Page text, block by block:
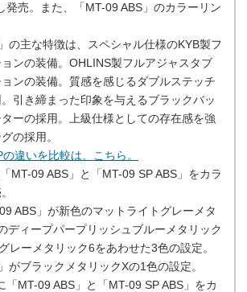
発売。また、「MT-09 ABS」のカラーリン
の主な特徴は、スペシャル仕様のKYB製フ
ンの装備。OHLINS製フルアジャスタブ
ンの装備。質感を感じるダブルステッチ
引き締まった印象を与えるブラックバッ
ーの採用。上級仕様としての存在感を強
の採用。
違いを比較は、こちら。
MT-09 ABS」と「MT-09 SP ABS」をカラ
ABS」が新色のマットライトグレーメタ
ディープパープリッシュブルーメタリック
レーメタリック6をあわせた3色の設定。
がブラックメタリックXの1色の設定。
「MT-09 ABS」と「MT-09 SP ABS」をカ